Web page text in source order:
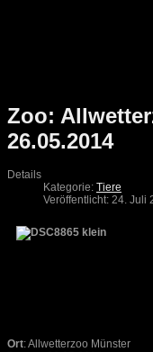
Zoo:
26.05.2014
Details
Kategorie: Tiere
Veröffentlicht: 24. Juli
Ort: Allwetterzoo Münster